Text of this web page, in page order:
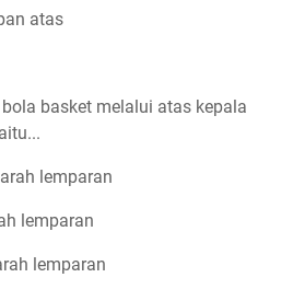
atas
basket melalui atas kepala
lemparan
lemparan
lemparan